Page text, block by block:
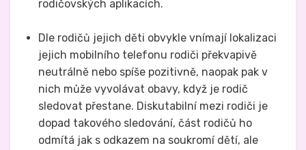
rodičovských aplikacích.
Dle rodičů jejich děti obvykle vnímají lokalizaci
jejich mobilního telefonu rodiči překvapivě
neutrálně nebo spíše pozitivně, naopak pak v
nich může vyvolávat obavy, když je rodič
sledovat přestane. Diskutabilní mezi rodiči je
dopad takového sledování, část rodičů ho
odmítá jak s odkazem na soukromí dětí, ale